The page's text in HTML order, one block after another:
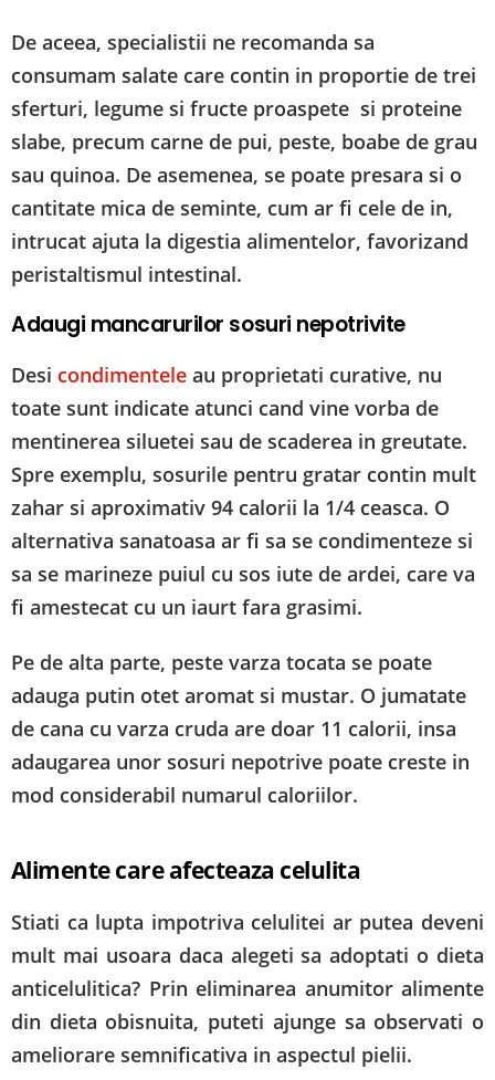
De aceea, specialistii ne recomanda sa
consumam salate care contin in proportie de trei
sferturi, legume si fructe proaspete si proteine
slabe, precum carne de pui, peste, boabe de grau
sau quinoa. De asemenea, se poate presara si o
cantitate mica de seminte, cum ar fi cele de in,
intrucat ajuta la digestia alimentelor, favorizand
peristaltismul intestinal.
Adaugi mancarurilor sosuri nepotrivite
Desi condimentele au proprietati curative, nu
toate sunt indicate atunci cand vine vorba de
mentinerea siluetei sau de scaderea in greutate.
Spre exemplu, sosurile pentru gratar contin mult
zahar si aproximativ 94 calorii la 1/4 ceasca. O
alternativa sanatoasa ar fi sa se condimenteze si
sa se marineze puiul cu sos iute de ardei, care va
fi amestecat cu un iaurt fara grasimi.
Pe de alta parte, peste varza tocata se poate
adauga putin otet aromat si mustar. O jumatate
de cana cu varza cruda are doar 11 calorii, insa
adaugarea unor sosuri nepotrive poate creste in
mod considerabil numarul caloriilor.
Alimente care afecteaza celulita
Stiati ca lupta impotriva celulitei ar putea deveni
mult mai usoara daca alegeti sa adoptati o dieta
anticelulitica? Prin eliminarea anumitor alimente
din dieta obisnuita, puteti ajunge sa observati o
ameliorare semnificativa in aspectul pielii.